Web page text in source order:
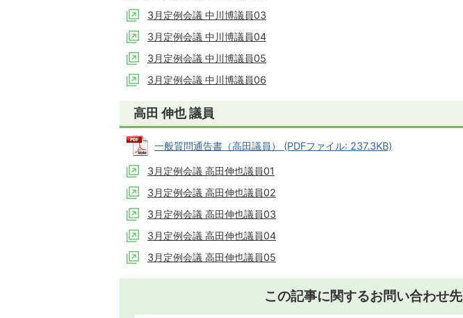
3月定例会議 中川博議員03
3月定例会議 中川博議員04
3月定例会議 中川博議員05
3月定例会議 中川博議員06
高田 伸也 議員
一般質問通告書（高田議員） (PDFファイル: 237.3KB)
3月定例会議 高田伸也議員01
3月定例会議 高田伸也議員02
3月定例会議 高田伸也議員03
3月定例会議 高田伸也議員04
3月定例会議 高田伸也議員05
この記事に関するお問い合わせ先